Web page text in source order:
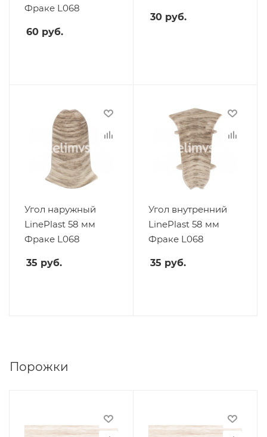
Фраке L068
60 руб.
30 руб.
Угол наружный
LinePlast 58 мм
Фраке L068
35 руб.
Угол внутренний
LinePlast 58 мм
Фраке L068
35 руб.
Порожки